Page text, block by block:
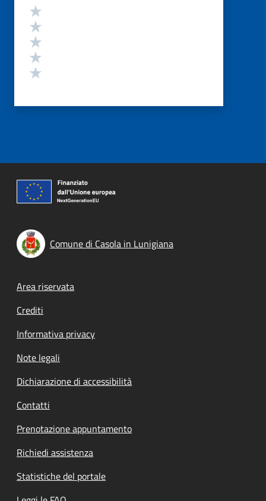
Valutazione
Comune di Casola in Lunigiana
Footer menu
Area riservata
Crediti
Informativa privacy
Note legali
Dichiarazione di accessibilità
Contatti
Prenotazione appuntamento
Richiedi assistenza
Statistiche del portale